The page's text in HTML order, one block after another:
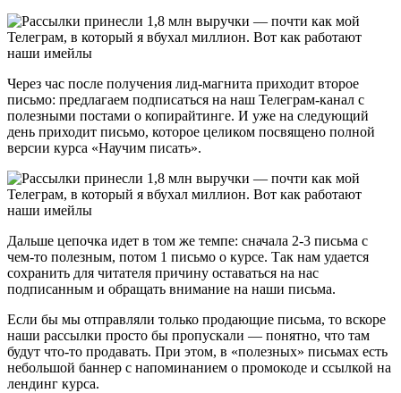
Через час после получения лид-магнита приходит второе
письмо: предлагаем подписаться на наш Телеграм-канал с
полезными постами о копирайтинге. И уже на следующий
день приходит письмо, которое целиком посвящено полной
версии курса «Научим писать».
Дальше цепочка идет в том же темпе: сначала 2-3 письма с
чем-то полезным, потом 1 письмо о курсе. Так нам удается
сохранить для читателя причину оставаться на нас
подписанным и обращать внимание на наши письма.
Если бы мы отправляли только продающие письма, то вскоре
наши рассылки просто бы пропускали — понятно, что там
будут что-то продавать. При этом, в «полезных» письмах есть
небольшой баннер с напоминанием о промокоде и ссылкой на
лендинг курса.